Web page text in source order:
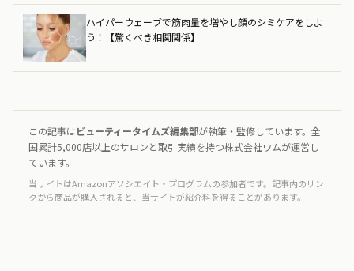
ハイパーウェーブで筋肉量を増やし顔のシミケアをしよ
う！【驚くべき相関関係】
この記事はビューティータイムズ編集部が執筆・監修しています。全
国累計5,000店以上のサロンと取引実績を持つ株式会社ワムが運営し
ています。
当サイトはAmazonアソシエイト・プログラムの参加者です。記事内のリン
クから商品が購入されると、当サイトが紹介料を得ることがあります。